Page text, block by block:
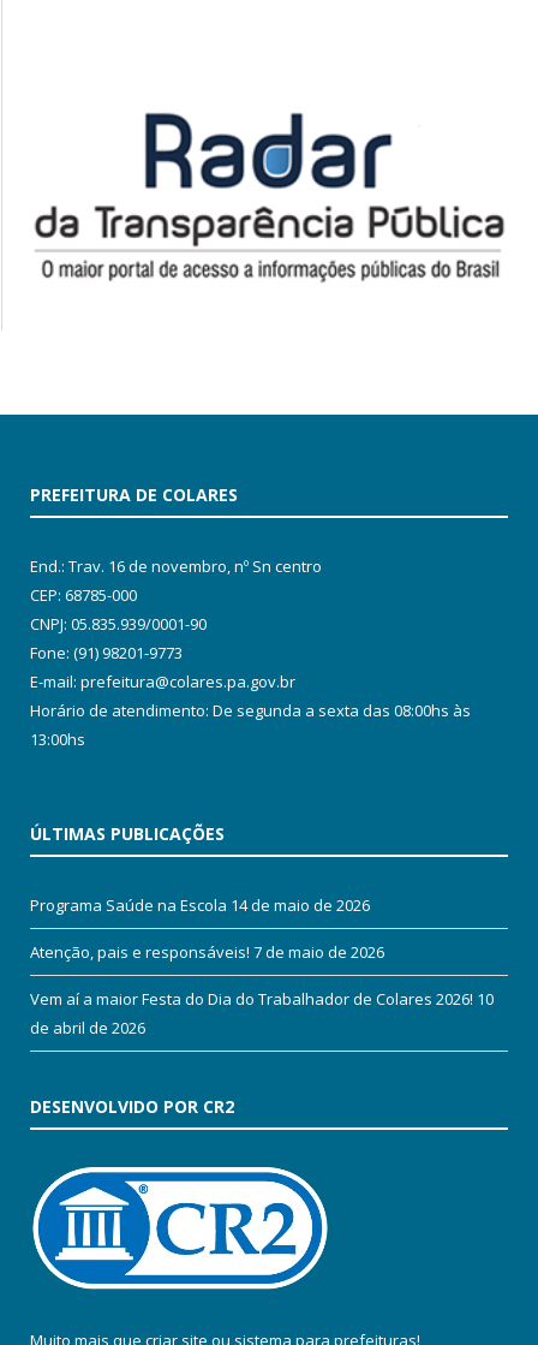
PREFEITURA DE COLARES
End.: Trav. 16 de novembro, nº Sn centro
CEP: 68785-000
CNPJ: 05.835.939/0001-90
Fone: (91) 98201-9773
E-mail: prefeitura@colares.pa.gov.br
Horário de atendimento: De segunda a sexta das 08:00hs às
13:00hs
ÚLTIMAS PUBLICAÇÕES
Programa Saúde na Escola 14 de maio de 2026
Atenção, pais e responsáveis! 7 de maio de 2026
Vem aí a maior Festa do Dia do Trabalhador de Colares 2026! 10
de abril de 2026
DESENVOLVIDO POR CR2
Muito mais que criar site ou sistema para prefeituras!